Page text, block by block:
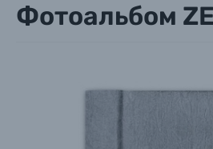
Фотоальбом